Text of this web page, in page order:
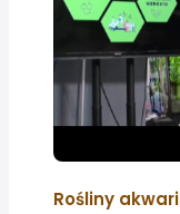
Rośliny